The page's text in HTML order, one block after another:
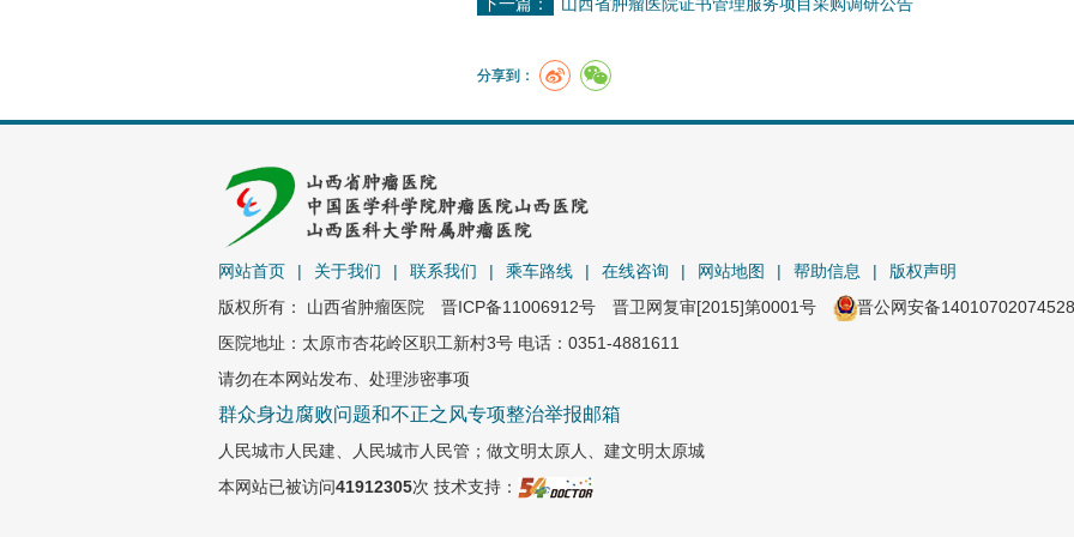
分享到：
网站首页 | 关于我们 | 联系我们 | 乘车路线 | 在线咨询 | 网站地图 | 帮助信息 |
版权声明
版权所有： 山西省肿瘤医院 晋ICP备11006912号 晋卫网复审[2015]第0001号
晋公网安备14010702074528
医院地址：太原市杏花岭区职工新村3号 电话：0351-4881611
请勿在本网站发布、处理涉密事项
群众身边腐败问题和不正之风专项整治举报邮箱
人民城市人民建、人民城市人民管；做文明太原人、建文明太原城
本网站已被访问41912305次 技术支持：